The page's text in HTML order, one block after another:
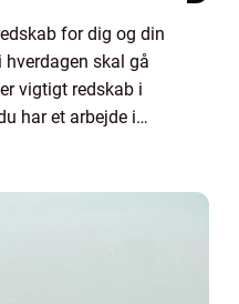
for dig og din
skal gå
vigtigt redskab i
har et arbejde i